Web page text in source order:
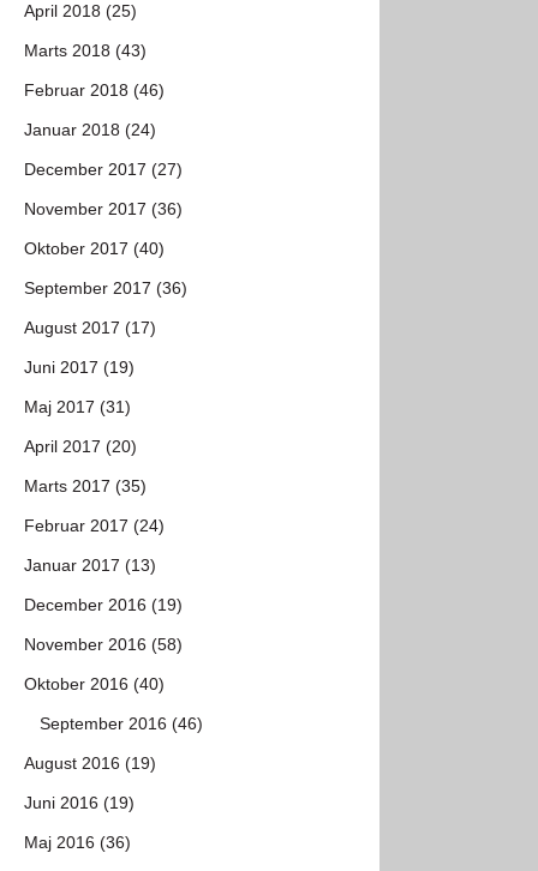
April 2018 (25)
Marts 2018 (43)
Februar 2018 (46)
Januar 2018 (24)
December 2017 (27)
November 2017 (36)
Oktober 2017 (40)
September 2017 (36)
August 2017 (17)
Juni 2017 (19)
Maj 2017 (31)
April 2017 (20)
Marts 2017 (35)
Februar 2017 (24)
Januar 2017 (13)
December 2016 (19)
November 2016 (58)
Oktober 2016 (40)
September 2016 (46)
August 2016 (19)
Juni 2016 (19)
Maj 2016 (36)